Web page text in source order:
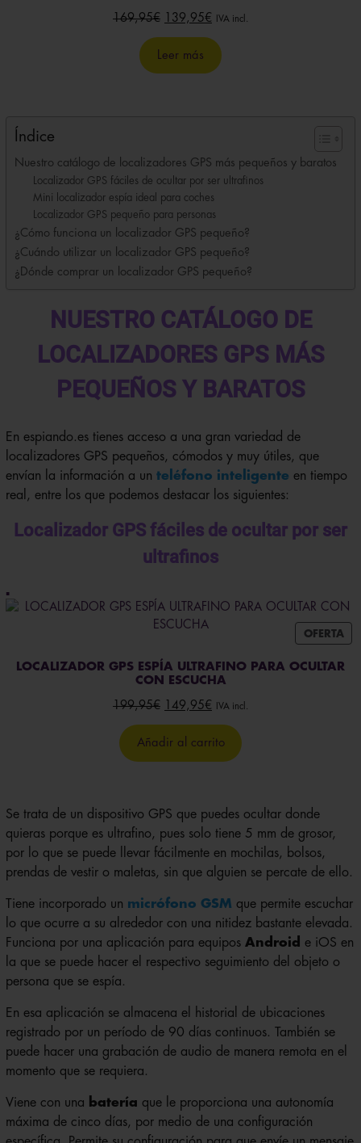
169,95€
precio
original
139,95€ El
actual
es:
IVA incl.
Leer más
Índice
Nuestro catálogo de localizadores GPS más pequeños y baratos
Localizador GPS fáciles de ocultar por ser ultrafinos
Mini localizador espía ideal para coches
Localizador GPS pequeño para personas
¿Cómo funciona un localizador GPS pequeño?
¿Cuándo utilizar un localizador GPS pequeño?
¿Dónde comprar un localizador GPS pequeño?
NUESTRO CATÁLOGO DE
LOCALIZADORES GPS MÁS
PEQUEÑOS Y BARATOS
En espiando.es tienes acceso a una gran variedad de
localizadores GPS pequeños, cómodos y muy útiles, que
envían la información a un teléfono inteligente en tiempo
real, entre los que podemos destacar los siguientes:
Localizador GPS fáciles de ocultar por ser
ultrafinos
OFERTA
EN
LOCALIZADOR GPS ESPÍA ULTRAFINO PARA OCULTAR
CON ESCUCHA
199,95€
El
precio
original
149,95€ El
precio
actual
IVA incl.
Añadir al carrito
Se trata de un dispositivo GPS que puedes ocultar donde
quieras porque es ultrafino, pues solo tiene 5 mm de grosor,
por lo que se puede llevar fácilmente en mochilas, bolsos,
prendas de vestir o maletas, sin que alguien se percate de ello.
Tiene incorporado un micrófono GSM que permite escuchar
lo que ocurre a su alrededor con una nitidez bastante elevada.
Funciona por una aplicación para equipos Android e iOS en
la que se puede hacer el respectivo seguimiento del objeto o
persona que se espía.
En esa aplicación se almacena el historial de ubicaciones
registrado por un período de 90 días continuos. También se
puede hacer una grabación de audio de manera remota en el
momento que se requiera.
Viene con una batería que le proporciona una autonomía
máxima de cinco días, por medio de una configuración